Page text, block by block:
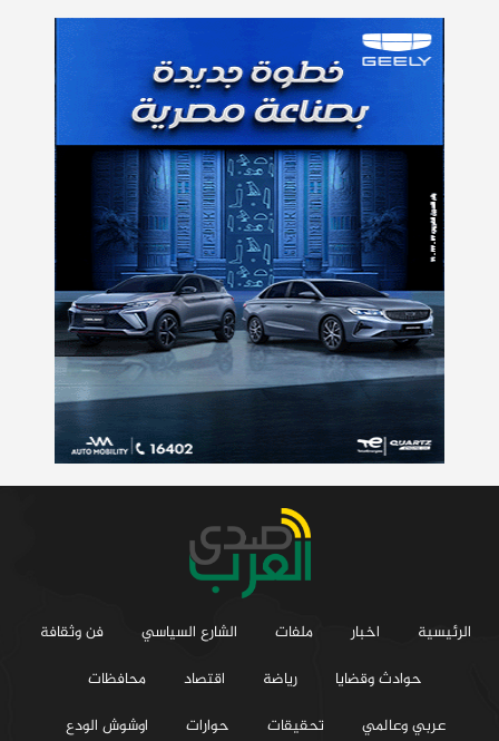
الرئيسية اخبار ملفات الشارع السياسي
فن وثقافة
حوادث وقضايا
رياضة اقتصاد
محافظات
عربي وعالمي
تحقيقات حوارات اوشوش الودع